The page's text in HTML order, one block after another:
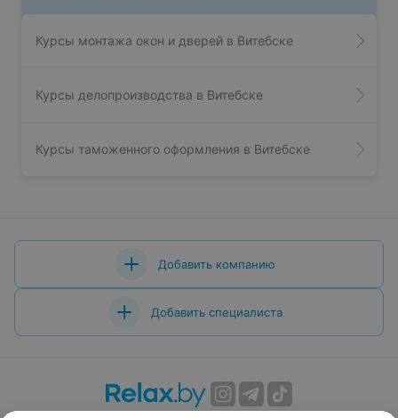
Курсы монтажа окон и дверей в Витебске
Курсы делопроизводства в Витебске
Курсы таможенного оформления в Витебске
Добавить компанию
Добавить специалиста